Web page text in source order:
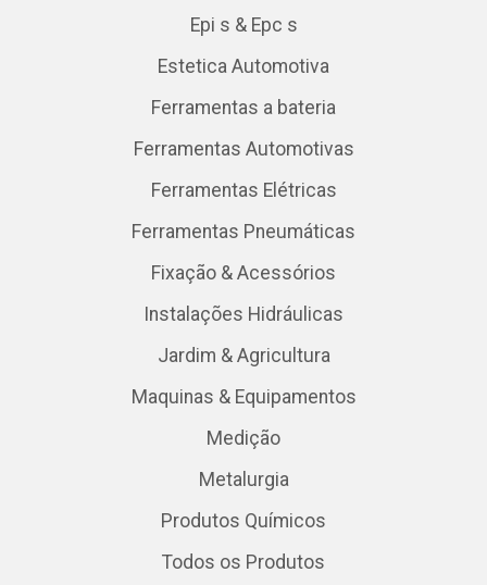
Epi s & Epc s
Estetica Automotiva
Ferramentas a bateria
Ferramentas Automotivas
Ferramentas Elétricas
Ferramentas Pneumáticas
Fixação & Acessórios
Instalações Hidráulicas
Jardim & Agricultura
Maquinas & Equipamentos
Medição
Metalurgia
Produtos Químicos
Todos os Produtos